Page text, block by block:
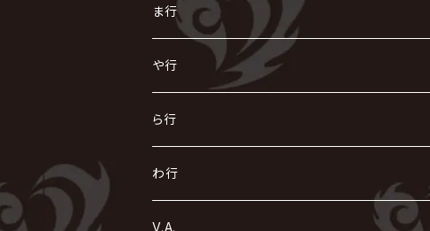
浅葱 / ASAGI
Azavana
Acid Black Cherry
イビツ マル
色々な十字架
168 / 葵-168-
X JAPAN
LSN / The LEGENDARY SIX NINE
AURORIZE
OFIAM
KAKUMAY
CASCADE
the GazettE
GOTCHAROCKA
清春
KIRITO / キリト
グラビティ
GREN / グレン
[ kei ] / 圭
仮病
こ
GOATBED
ゴールデンボンバー
Sadie
XANVALA
Z CLEAR
Sick²
Z CLEAR
超ジャシー
せ
ゼラ
零[Hz]
そ
SOPHIA
ZOMBIE / ぞんび
DAIGO
DADAROMA
CHAQLA.
つ
て
D
DIAURA
と
東京花嫁
Tourbillon
NIGHTMARE
NAZARE
に
NiEL
NICOLAS
ぬ
nurié
ね
NETH PRIERE CAIN
NEVERLAND
の
NoGoD
は
heidi.
H.U.G
ひ
HERO
美炎-BIEN-
ふ
Far East Dizain
Fatüm
へ
BabyKingdom
ほ
ま行
ま
THE MICRO HEAD 4N'S
MAO / マオ from SID
み
未完成アリス
ミスイ
む
MUCC / ムック
め
や行
や
ヤミテラ / 外道反逆者ヤミテラ
ゆ
YUKIYA / 藤田幸也
よ
ら行
ら
rice
り
わ行
わ
V.A.